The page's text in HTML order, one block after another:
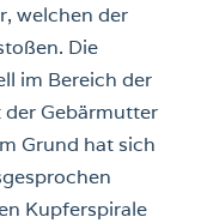
welchen der
Die
im Bereich der
Gebärmutter
Grund hat sich
Kupferspirale